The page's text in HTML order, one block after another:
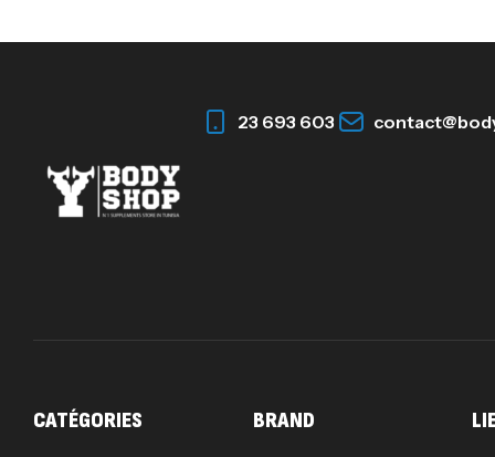
23 693 603
CATÉGORIES BRAND